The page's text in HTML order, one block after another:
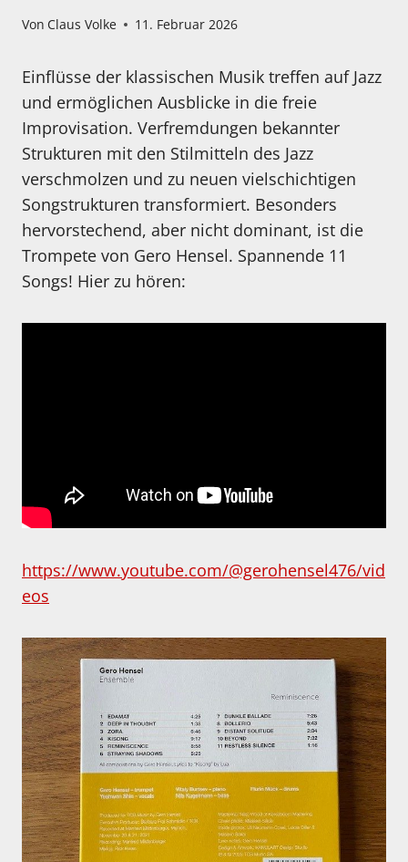
Von Claus Volke 11. Februar 2026
Einflüsse der klassischen Musik treffen auf Jazz
und ermöglichen Ausblicke in die freie
Improvisation. Verfremdungen bekannter
Strukturen mit den Stilmitteln des Jazz
verschmolzen und zu neuen vielschichtigen
Songstrukturen transformiert. Besonders
hervorstechend, aber nicht dominant, ist die
Trompete von Gero Hensel. Spannende 11
Songs! Hier zu hören:
https://www.youtube.com/@gerohensel476/vid
eos